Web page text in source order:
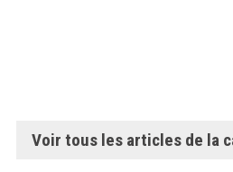
Voir tous les articles de la